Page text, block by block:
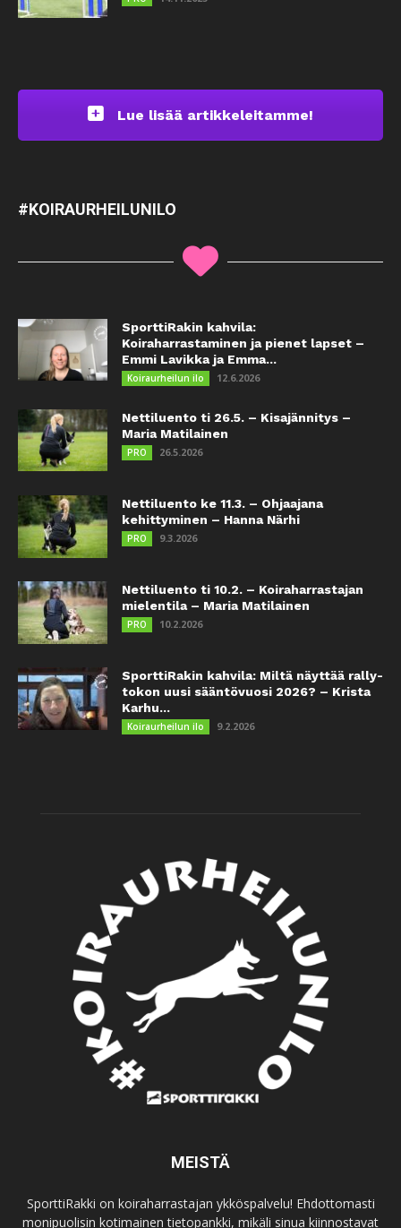
Lue lisää artikkeleitamme!
#KOIRAURHEILUNILO
SporttiRakin kahvila:
Koiraharrastaminen ja pienet lapset –
Emmi Lavikka ja Emma...
Koiraurheilun ilo 12.6.2026
Nettiluento ti 26.5. – Kisajännitys –
Maria Matilainen
PRO 26.5.2026
Nettiluento ke 11.3. – Ohjaajana
kehittyminen – Hanna Närhi
PRO 9.3.2026
Nettiluento ti 10.2. – Koiraharrastajan
mielentila – Maria Matilainen
PRO 10.2.2026
SporttiRakin kahvila: Miltä näyttää rally-
tokon uusi sääntövuosi 2026? – Krista
Karhu...
Koiraurheilun ilo 9.2.2026
MEISTÄ
SporttiRakki on koiraharrastajan ykköspalvelu! Ehdottomasti
monipuolisin kotimainen tietopankki, mikäli sinua kiinnostavat